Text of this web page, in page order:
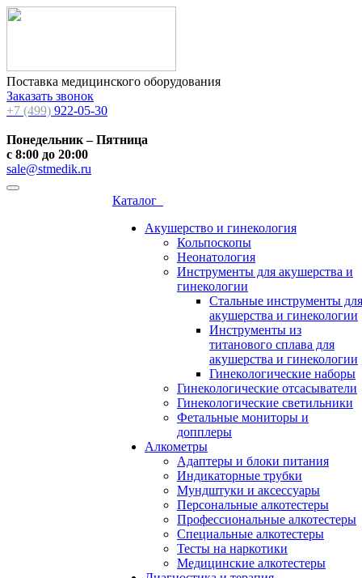
Поставка медицинского оборудования
Заказать звонок
+7 (499) 922-05-30
Понедельник – Пятница
с 8:00 до 20:00
sale@stmedik.ru
Каталог
Акушерство и гинекология
Кольпоскопы
Неонатология
Инструменты для акушерства и
гинекологии
Стальные инструменты для
акушерства и гинекологии
Инструменты из
титанового сплава для
акушерства и гинекологии
Гинекологические наборы
Гинекологические отсасыватели
Гинекологические светильники
Фетальные мониторы и
допплеры
Алкометры
Адаптеры и блоки питания
Индикаторные трубки
Мундштуки и аксессуары
Персональные алкотестеры
Профессиональные алкотестеры
Специальные алкотестеры
Тесты на наркотики
Медицинские алкотестеры